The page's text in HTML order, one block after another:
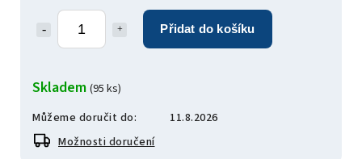
Přidat do košíku
Skladem (95 ks)
Můžeme doručit do:
11.8.2026
Možnosti doručení